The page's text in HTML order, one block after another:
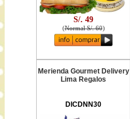
S/. 49
(Normal S/. 60)
Merienda Gourmet Delivery
Lima Regalos
DICDNN30